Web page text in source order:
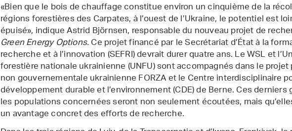
«Bien que le bois de chauffage constitue environ un cinquième de la
régions forestières des Carpates, à l’ouest de l’Ukraine, le potentiel est
épuisé», indique Astrid Björnsen, responsable du nouveau projet de
Green Energy Options.Ce projet financé par le Secrétariat d’État à la
recherche et à l’innovation (SEFRI) devrait durer quatre ans. Le WSL et
forestière nationale ukrainienne (UNFU) sont accompagnés dans le projet
non gouvernementale ukrainienne FORZA et le Centre interdisciplinaire
développement durable et l’environnement (CDE) de Berne. Ces
les populations concernées seront non seulement écoutées, mais
un avantage concret des efforts de recherche.